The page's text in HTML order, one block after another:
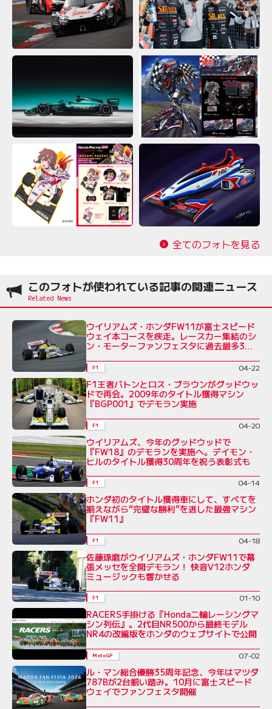
全てのフォトを見る
このフォトが使われている記事の関連ニュース
ウイリアムズ・ホンダFW11が富士スピード
ウェイ本コースを疾走。レースカー集結のシ
ン・モーターファンフェスタに過去最多3万
F1 04-22
F1王者バトンとロス・ブラウンがグッドウッ
ドで再会。2009年のタイトル獲得マシン
『BGP001』でデモラン実施
F1 04-20
ウイリアムズ、今年のグッドウッドで
『FW18』のデモランを実施へ。デイモン・
ヒルのタイトル獲得30周年を祝う表彰式も
F1 04-14
ホンダ初のタイトル獲得車にして、すべてを
揃えながら“完璧な勝利”を逃した最強マシン
『FW11』
F1 04-18
佐藤琢磨がウイリアムズ・ホンダFW11で幕
張メッセを全開デモラン！ 快音V12ホンダ
ミュージックも響かせる
F1 01-10
RACERS手掛ける『Honda二輪レーシングマ
シン列伝』。2代目NR500から最終モデル
NR4の改編版をホンダのウェブサイトで公開
MotoGP 07-02
ル・マン総合優勝35周年記念、今年はマツダ
787Bが2台揃い踏み。10月に富士スピード
ウェイでファンフェスタ開催